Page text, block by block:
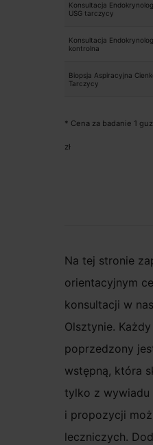
Konsultacja
USG tarczycy
Konsultacja
kontrolna
Biopsja Aspiracyjna
Tarczycy
* Cena za badanie 1
zł
Na tej stronie
orientacyjnym
konsultacji w
Olsztynie.
poprzedzony
wstępną, która
tylko z wywiadu
i propozycji
leczniczych.